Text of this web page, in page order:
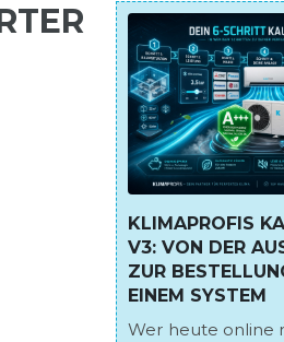
KLIMAPROFIS
V3: VON DER
ZUR
EINEM SYSTEM
Wer heute online